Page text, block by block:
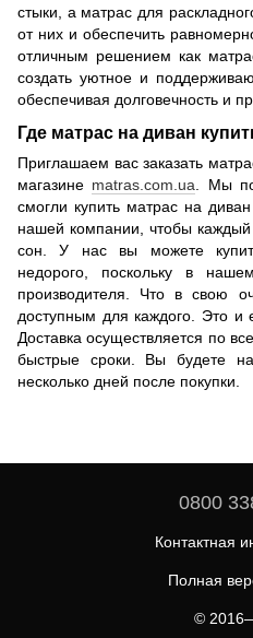
стыки, а матрас для
от них и обеспечить
отличным решением как
создать уютное и
обеспечивая долговечность и
Где матрас на диван
Приглашаем вас заказать
магазине matras.com.ua. Мы
смогли купить матрас на
нашей компании, чтобы каждый
сон. У нас вы можете
недорого, поскольку в
производителя. Что в свою
доступным для каждого. Это и
Доставка осуществляется по
быстрые сроки. Вы будете
несколько дней после покупки.
0800
Контактная
Полная
©